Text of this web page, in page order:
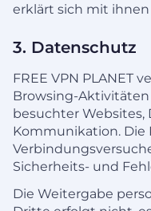
erklärt sich mit
3. Datenschutz
FREE VPN PLANET
Browsing-
besuchter Websites,
Kommunikation.
Sicherheits- und
Die Weitergabe